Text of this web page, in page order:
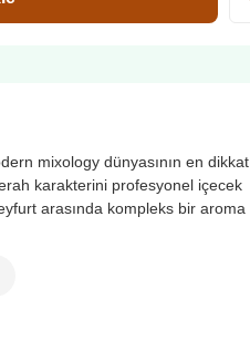
mixology dünyasının en dikkat
karakterini profesyonel içecek
arasında kompleks bir aroma